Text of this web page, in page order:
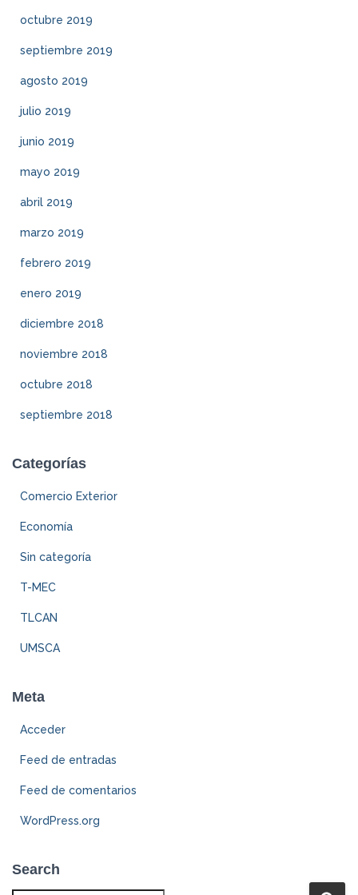
octubre 2019
septiembre 2019
agosto 2019
julio 2019
junio 2019
mayo 2019
abril 2019
marzo 2019
febrero 2019
enero 2019
diciembre 2018
noviembre 2018
octubre 2018
septiembre 2018
Categorías
Comercio Exterior
Economía
Sin categoría
T-MEC
TLCAN
UMSCA
Meta
Acceder
Feed de entradas
Feed de comentarios
WordPress.org
Search